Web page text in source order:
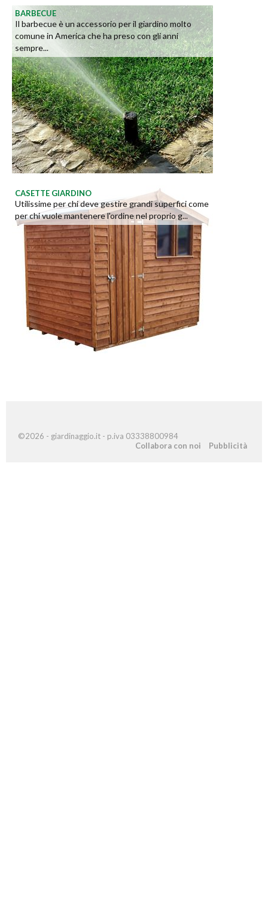
BARBECUE
Il barbecue è un accessorio per il giardino molto
comune in America che ha preso con gli anni
sempre...
CASETTE GIARDINO
Utilissime per chi deve gestire grandi superfici come
per chi vuole mantenere l'ordine nel proprio g...
©2026 - giardinaggio.it - p.iva 03338800984
Collabora con noi
Pubblicità